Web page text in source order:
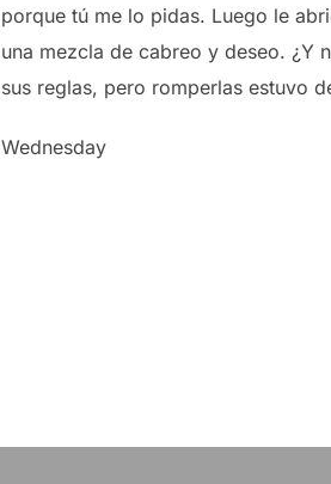
porque tú me lo pidas. Luego le
una mezcla de cabreo y deseo. ¿Y
sus reglas, pero romperlas estuvo
Wednesday